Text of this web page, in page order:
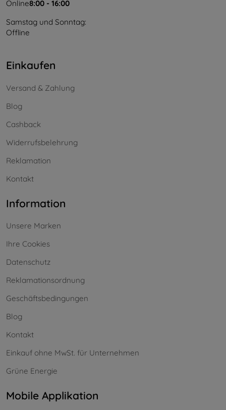
Online8:00 - 16:00
Samstag und Sonntag:
Offline
Einkaufen
Versand & Zahlung
Blog
Cashback
Widerrufsbelehrung
Reklamation
Kontakt
Information
Unsere Marken
Ihre Cookies
Datenschutz
Reklamationsordnung
Geschäftsbedingungen
Blog
Kontakt
Einkauf ohne MwSt. für Unternehmen
Grüne Energie
Mobile Applikation